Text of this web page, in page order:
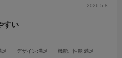
2026.5.8
すい
足 デザイン:満足 機能、性能:満足